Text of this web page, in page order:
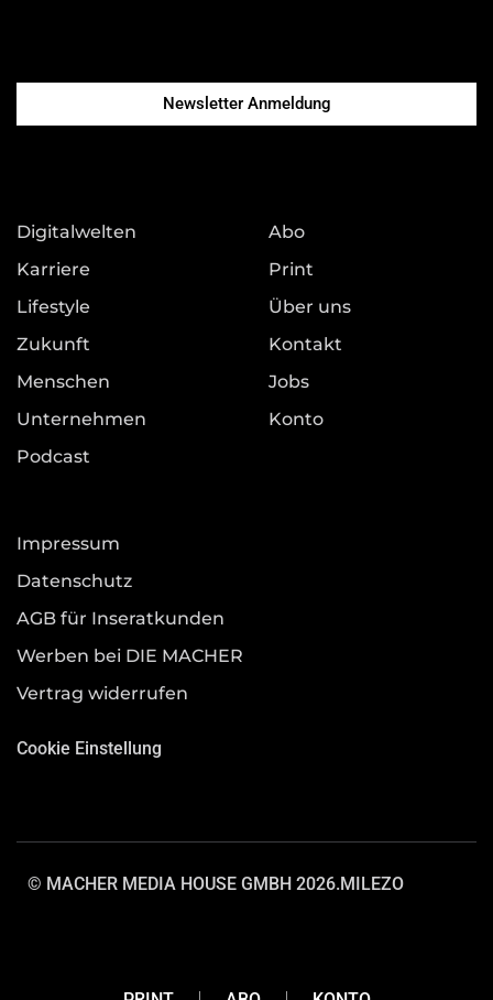
Newsletter Anmeldung
Digitalwelten
Karriere
Lifestyle
Zukunft
Menschen
Unternehmen
Podcast
Abo
Print
Über uns
Kontakt
Jobs
Konto
Impressum
Datenschutz
AGB für Inseratkunden
Werben bei DIE MACHER
Vertrag widerrufen
Cookie Einstellung
© MACHER MEDIA HOUSE GMBH 2026.MILEZO